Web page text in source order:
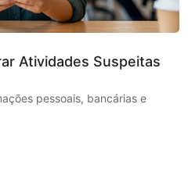
Atividades Suspeitas
pessoais, bancárias e